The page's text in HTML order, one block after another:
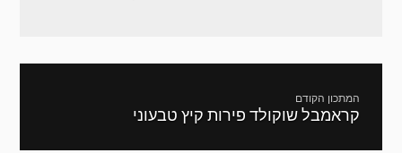
המתכון הקודם
מתכון
קראמבל שוקולד פירות קיץ טבעוני